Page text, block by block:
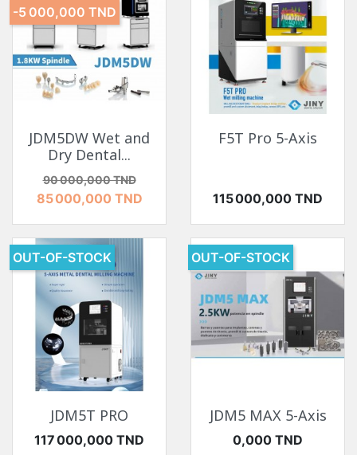
JDM5DW Wet and
Dry Dental...
Prix de base
90 000,000 TNDPrix
85 000,000 TND
-5 000,000 TND
F5T Pro 5-Axis
Prix
115 000,000 TND
JDM5T PRO
Prix
117 000,000 TND
OUT-OF-STOCK
JDM5 MAX 5-Axis
Prix
0,000 TND
OUT-OF-STOCK